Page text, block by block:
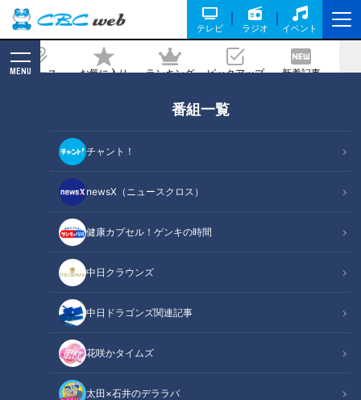
テレビ ラジオ イベント
ニュース お気に入り ランキング ピックアップ 新着記事
MENU
番組一覧
チャント！
newsX（ニュースクロス）
健康カプセル！ゲンキの時間
中日クラウンズ
中日ドラゴンズ関連記事
花咲かタイムズ
太田×石井のデララバ
ンに!? 進化する美容系学校『名古屋ビュ
ーティーアート専門学校』で大変身！
記事に戻る